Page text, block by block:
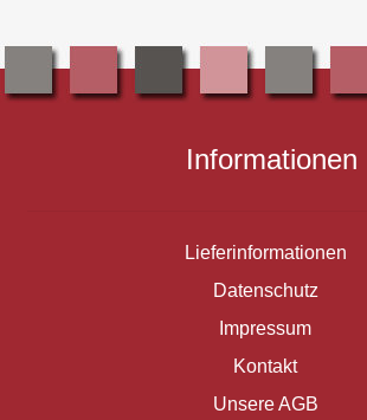
Informationen
Lieferinformationen
Datenschutz
Impressum
Kontakt
Unsere AGB